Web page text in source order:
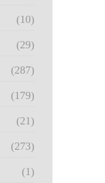
(10)
(29)
(287)
(179)
(21)
(273)
(1)